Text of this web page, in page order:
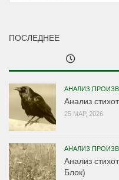
ПОСЛЕДНЕЕ
АНАЛИЗ
Анализ
25 МАР, 2026
АНАЛИЗ
Анализ
Блок)